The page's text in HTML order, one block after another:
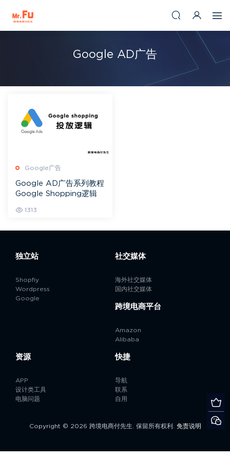
Google AD广告
Google广告
Google AD广告系列教程
Google Shopping逻辑
1313
独立站
Shopfiy
Wordpress
Google
社交媒体
海外社交媒体
国内社交媒体
跨境电商平台
Amazon
Alibaba
资源
APP
设计类工具
电脑问题
快捷
导航
联系
自用
Copyright © 2026 跨境电商付先生. 保留所有权利. 免责说明